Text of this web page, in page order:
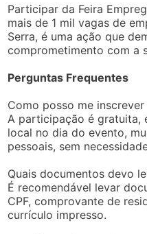
Participar da Feira
mais de 1 mil vagas de
Serra, é uma ação que
comprometimento com a
Perguntas Frequentes
Como posso me
A participação é gratuita,
local no dia do evento,
pessoais, sem
Quais documentos devo
É recomendável levar
CPF, comprovante de
currículo impresso.